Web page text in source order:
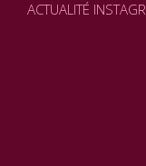
ACTUALITÉ